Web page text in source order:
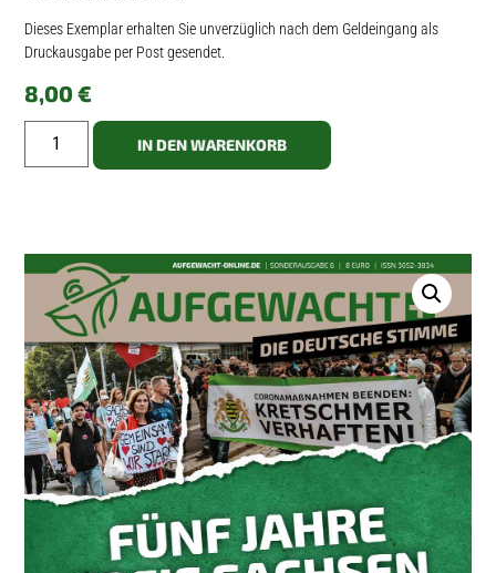
Dieses Exemplar erhalten Sie unverzüglich nach dem Geldeingang als
Druckausgabe per Post gesendet.
8,00€
IN DEN WARENKORB